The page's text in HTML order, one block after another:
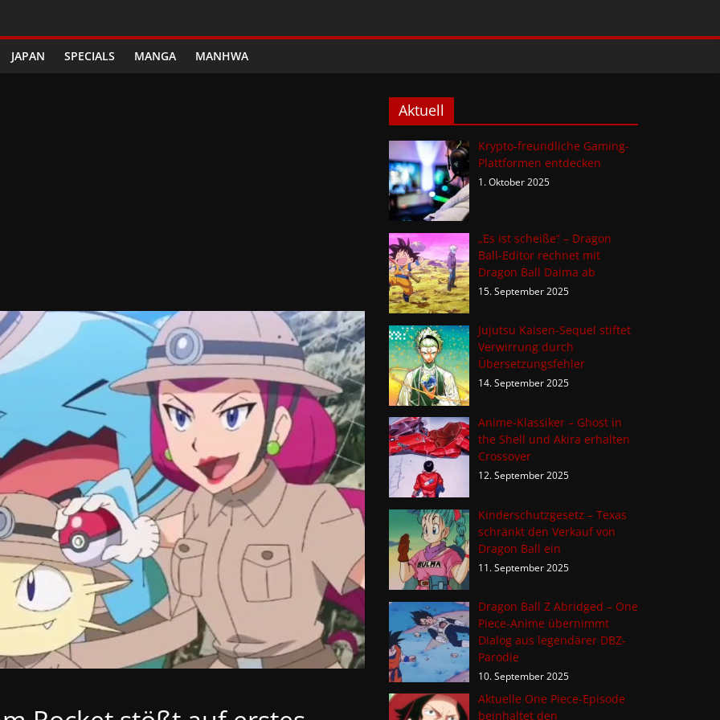
JAPAN SPECIALS MANGA MANHWA
Aktuell
Krypto-freundliche Gaming-
Plattformen entdecken
1. Oktober 2025
„Es ist scheiße“ – Dragon
Ball-Editor rechnet mit
Dragon Ball Daima ab
15. September 2025
Jujutsu Kaisen-Sequel stiftet
Verwirrung durch
Übersetzungsfehler
14. September 2025
Anime-Klassiker – Ghost in
the Shell und Akira erhalten
Crossover
12. September 2025
Kinderschutzgesetz – Texas
schränkt den Verkauf von
Dragon Ball ein
11. September 2025
Dragon Ball Z Abridged – One
Piece-Anime übernimmt
Dialog aus legendärer DBZ-
Parodie
10. September 2025
Aktuelle One Piece-Episode
beinhaltet den